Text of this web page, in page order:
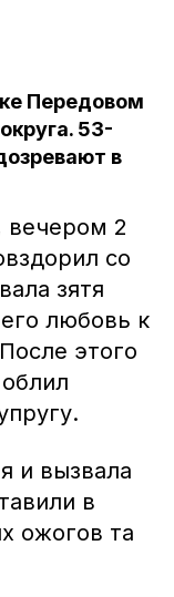
Передовом
53-
в
вечером 2
со
зятя
любовь к
этого
и вызвала
в
ожогов та